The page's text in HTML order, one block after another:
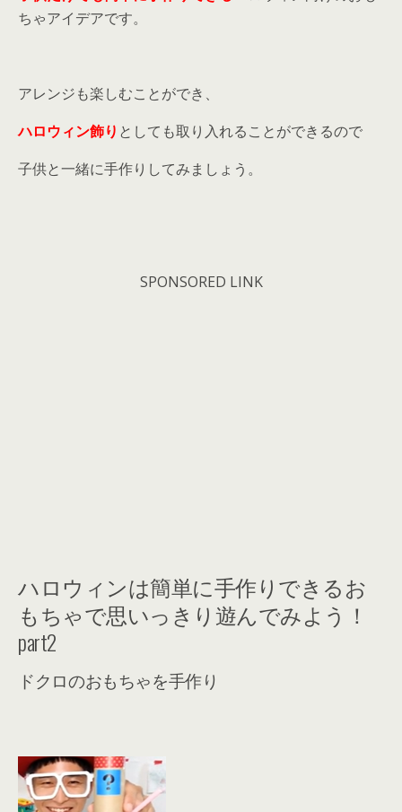
ちゃアイデアです。
アレンジも楽しむことができ、
ハロウィン飾り としても取り入れることができるので
子供と一緒に手作りしてみましょう。
SPONSORED LINK
ハロウィンは簡単に手作りできるお
もちゃで思いっきり遊んでみよう！
part2
ドクロのおもちゃを手作り